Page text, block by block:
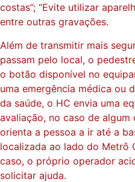
costas”; “Evite utilizar
entre outras gravações.
Além de transmitir mais
passam pelo local, o
o botão disponível no
uma emergência médica ou
da saúde, o HC envia uma
avaliação, no caso de
orienta a pessoa a ir até a
localizada ao lado do Metrô
caso, o próprio operador
solicitar ajuda.